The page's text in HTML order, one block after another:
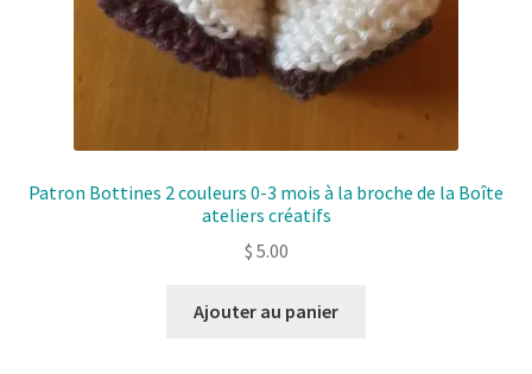
Patron Bottines 2 couleurs 0-3 mois à la broche de la Boîte
ateliers créatifs
$ 5.00
Ajouter au panier